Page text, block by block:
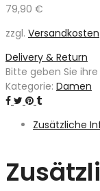
79,90 €
zzgl. Versandkosten
Delivery & Return
Bitte geben Sie
Kategorie: Damen
Zusätzliche